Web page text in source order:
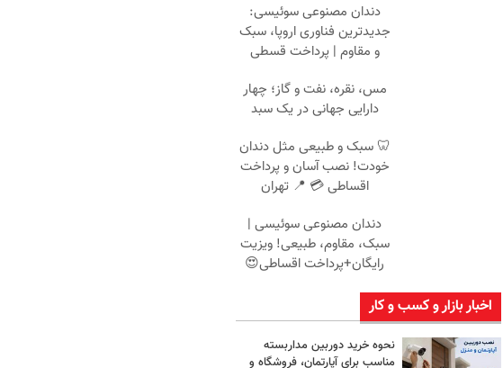
دندان مصنوعی سوئیسی:
جدیدترین فناوری اروپا، سبک
و مقاوم | پرداخت قسطی
مس، نقره، نفت و گاز؛ چهار
دارایی جهانی در یک سبد
🦷 سبک و طبیعی مثل دندان
خودت! نصب آسان و پرداخت
اقساطی 💳 📍 تهران
دندان مصنوعی سوئیسی |
سبک، مقاوم، طبیعی! ویزیت
رایگان+پرداخت اقساطی😍
اخبار بازار و کسب و کار
نحوه خرید دوربین مداربسته
مناسب برای آپارتمان، فروشگاه و